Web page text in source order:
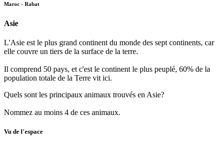
Maroc - Rabat
Asie
L'Asie est le plus grand continent du monde des sept continents, car
elle couvre un tiers de la surface de la terre.
Il comprend 50 pays, et c'est le continent le plus peuplé, 60% de la
population totale de la Terre vit ici.
Quels sont les principaux animaux trouvés en Asie?
Nommez au moins 4 de ces animaux.
Vu de l'espace